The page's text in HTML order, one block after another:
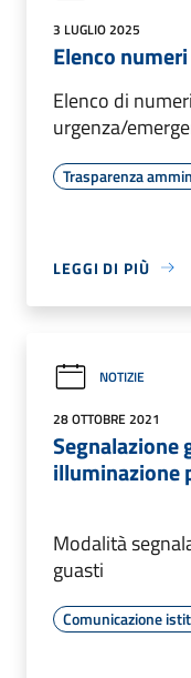
3 LUGLIO 2025
Elenco
Elenco di
urgenza/
Trasparenza
LEGGI DI PIÙ
NOTIZIE
28 OTTOBRE 2021
Segnalazione
illuminazione
Modalità
guasti
Comunicazione